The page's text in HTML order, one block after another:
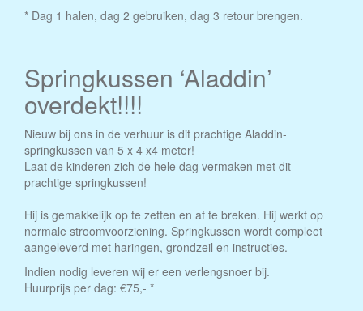
* Dag 1 halen, dag 2 gebruiken, dag 3 retour brengen.
Springkussen ‘Aladdin’
overdekt!!!!
Nieuw bij ons in de verhuur is dit prachtige Aladdin-
springkussen van 5 x 4 x4 meter!
Laat de kinderen zich de hele dag vermaken met dit
prachtige springkussen!
Hij is gemakkelijk op te zetten en af te breken. Hij werkt op
normale stroomvoorziening. Springkussen wordt compleet
aangeleverd met haringen, grondzeil en instructies.
Indien nodig leveren wij er een verlengsnoer bij.
Huurprijs per dag: €75,- *